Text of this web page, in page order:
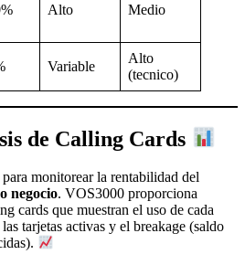
Alto Medio
Variable
Alto
(tecnico)
de Calling Cards
monitorear la rentabilidad del
negocio. VOS3000 proporciona
cards que muestran el uso de cada
tarjetas activas y el breakage (saldo